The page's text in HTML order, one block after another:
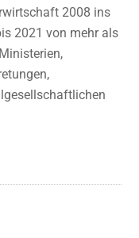
2008 ins
2021 von mehr als